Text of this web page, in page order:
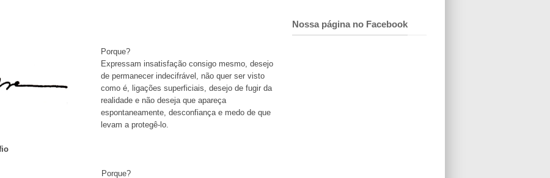
Porque?
Expressam insatisfação consigo mesmo, desejo
de permanecer indecifrável, não quer ser visto
como é, ligações superficiais, desejo de fugir da
realidade e não deseja que apareça
espontaneamente, desconfiança e medo de que
levam a protegê-lo.
Porque?
Nossa página no Facebook